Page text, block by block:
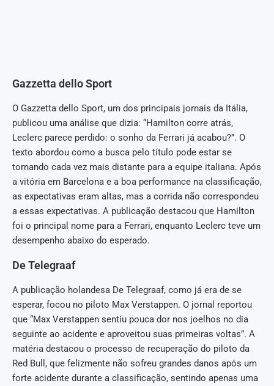
Gazzetta dello Sport
O Gazzetta dello Sport, um dos principais jornais da Itália,
publicou uma análise que dizia: “Hamilton corre atrás,
Leclerc parece perdido: o sonho da Ferrari já acabou?”. O
texto abordou como a busca pelo título pode estar se
tornando cada vez mais distante para a equipe italiana. Após
a vitória em Barcelona e a boa performance na classificação,
as expectativas eram altas, mas a corrida não correspondeu
a essas expectativas. A publicação destacou que Hamilton
foi o principal nome para a Ferrari, enquanto Leclerc teve um
desempenho abaixo do esperado.
De Telegraaf
A publicação holandesa De Telegraaf, como já era de se
esperar, focou no piloto Max Verstappen. O jornal reportou
que “Max Verstappen sentiu pouca dor nos joelhos no dia
seguinte ao acidente e aproveitou suas primeiras voltas”. A
matéria destacou o processo de recuperação do piloto da
Red Bull, que felizmente não sofreu grandes danos após um
forte acidente durante a classificação, sentindo apenas uma